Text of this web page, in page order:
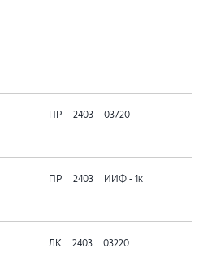
ПР 2403 03720
ПР 2403 ИИФ - 1к
ЛК 2403 03220